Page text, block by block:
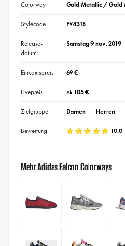
Colorway Gold Metallic / Gold
Stylecode FV4318
Release-
datum
Samstag 9 nov. 2019
Einkaufspreis 69 €
Livepreis Ab105 €
Zielgruppe Damen Herren
Bewertung 10.0
Mehr Adidas Falcon Colorways